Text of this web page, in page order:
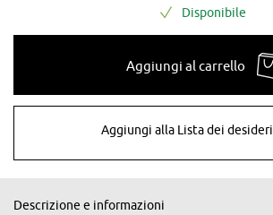
Disponibile
Aggiungi al carrello
Aggiungi alla Lista dei desideri
Descrizione e informazioni